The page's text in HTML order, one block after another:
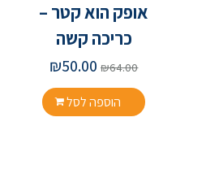
אופק הוא קטר –
כריכה קשה
₪64.00
₪50.00
הוספה לסל